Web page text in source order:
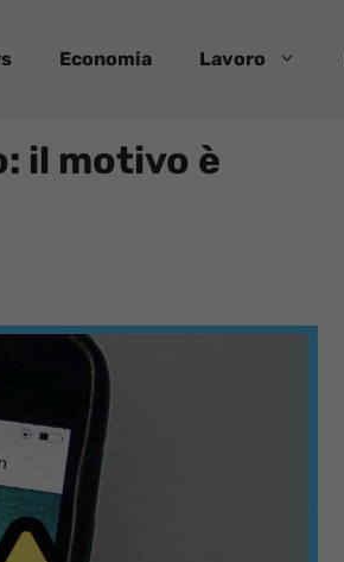
Economia Lavoro
il motivo è